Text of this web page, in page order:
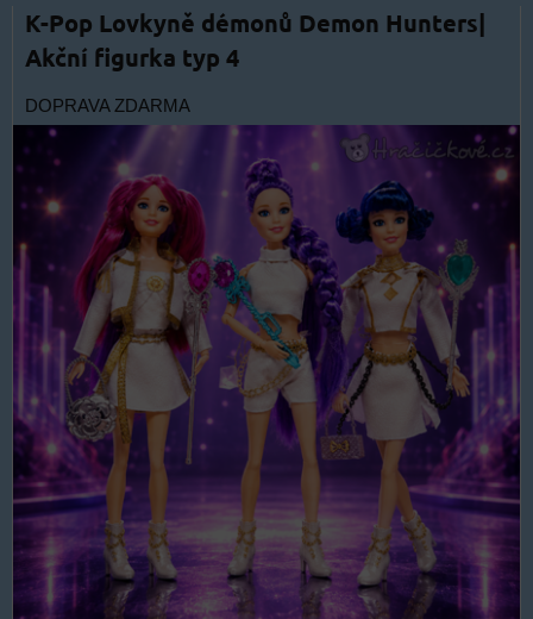
K-Pop Lovkyně démonů Demon Hunters|
Akční figurka typ 4
DOPRAVA ZDARMA